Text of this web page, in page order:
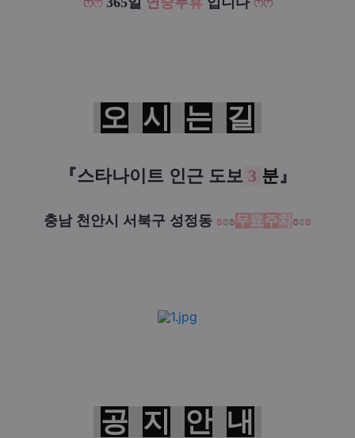
오 시 는 길
『스타나이트 인근 도보3 분』
충남 천안시 서북구 성정동 ʚʚʚ무료주차ɞɞɞ
공 지 안 내